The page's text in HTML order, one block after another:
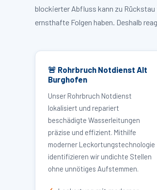
blockierter Abfluss kann zu Rückstau
ernsthafte Folgen haben. Deshalb
🚨 Rohrbruch Notdienst Alt
Burghofen
Unser Rohrbruch Notdienst
lokalisiert und repariert
beschädigte Wasserleitungen
präzise und effizient. Mithilfe
moderner Leckortungstechnologie
identifizieren wir undichte Stellen
ohne unnötiges Aufstemmen.